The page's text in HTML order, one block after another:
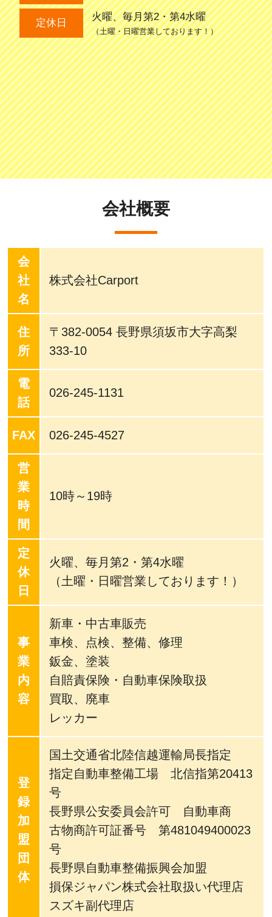
定休日
火曜、毎月第2・第4水曜
（土曜・日曜営業しております！）
会社概要
会
社
名
株式会社Carport
住
所
〒382-0054 長野県須坂市大字高梨
333-10
電
話
026-245-1131
FAX 026-245-4527
営
業
時
間
10時～19時
定
休
日
火曜、毎月第2・第4水曜
（土曜・日曜営業しております！）
事
業
内
容
新車・中古車販売
車検、点検、整備、修理
鈑金、塗装
自賠責保険・自動車保険取扱
買取、廃車
レッカー
登
録
加
盟
団
体
国土交通省北陸信越運輸局長指定
指定自動車整備工場 北信指第20413
号
長野県公安委員会許可 自動車商
古物商許可証番号 第481049400023
号
長野県自動車整備振興会加盟
損保ジャパン株式会社取扱い代理店
スズキ副代理店